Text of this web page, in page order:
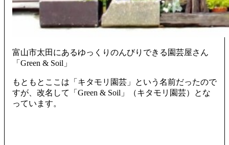
富山市太田にあるゆっくりのんびりできる園芸屋さん
「Green & Soil」
もともとここは「キタモリ園芸」という名前だったので
すが、改名して「Green & Soil」（キタモリ園芸）とな
っています。